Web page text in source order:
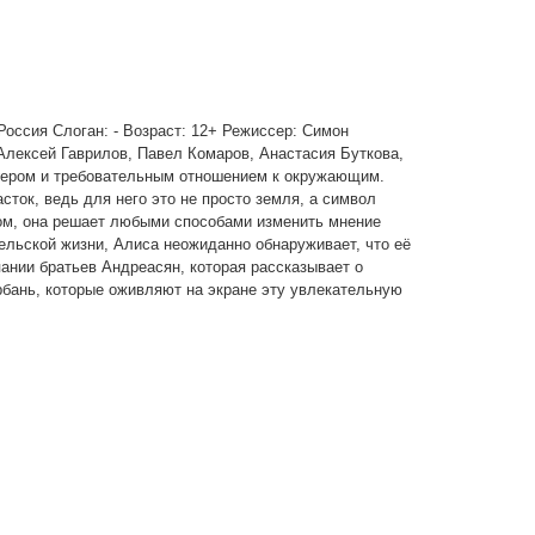
Слоган: - Возраст: 12+ Режиссер: Симон
Гаврилов, Павел Комаров, Анастасия Буткова,
и требовательным отношением к окружающим.
ведь для него это не просто земля, а символ
она решает любыми способами изменить мнение
жизни, Алиса неожиданно обнаруживает, что её
братьев Андреасян, которая рассказывает о
которые оживляют на экране эту увлекательную